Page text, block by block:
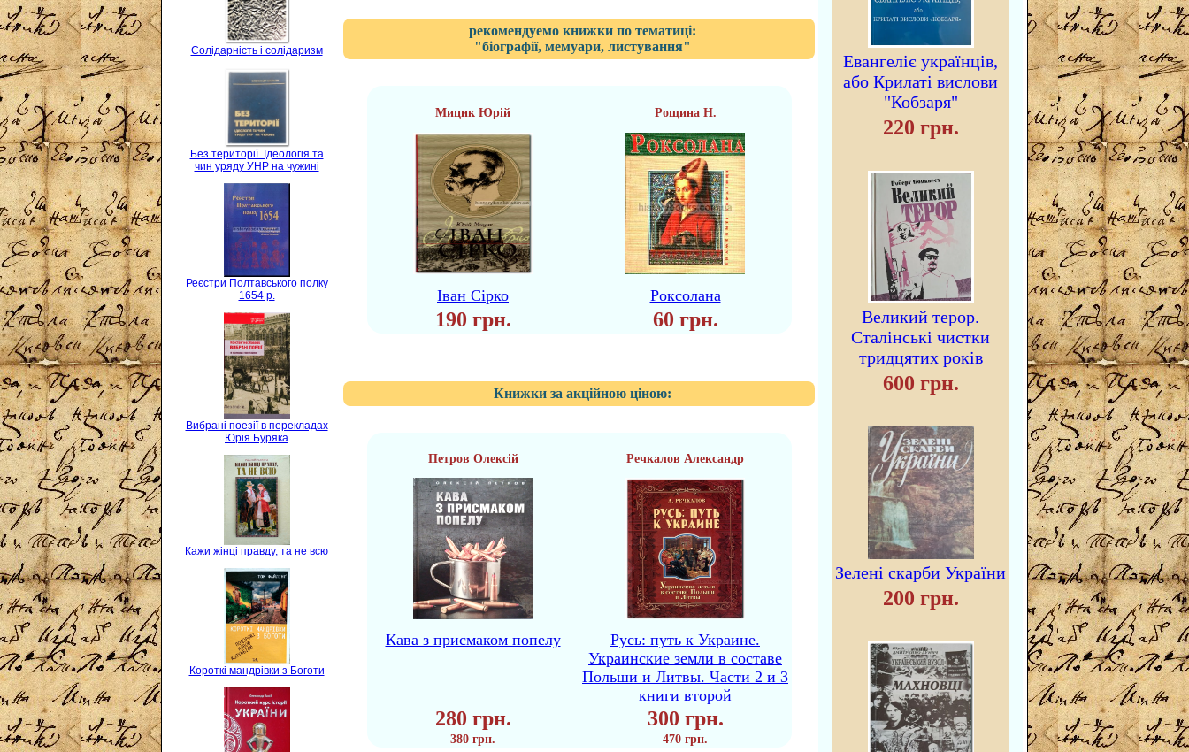
Солідарність і солідаризм
Без території. Ідеологія та
чин уряду УНР на чужині
Реєстри Полтавського полку
1654 р.
Вибрані поезії в перекладах
Юрія Буряка
Кажи жінці правду, та не всю
Короткі мандрівки з Боготи
рекомендуемо книжки по тематиці:
"біографії, мемуари, листування"
Мицик Юрій Рощина Н.
Іван Сірко Роксолана
190 грн. 60 грн.
Книжки за акційною ціною:
Петров Олексій Речкалов Александр
Кава з присмаком попелу
Русь: путь к Украине.
Украинские земли в составе
Польши и Литвы. Части 2 и 3
книги второй
280 грн. 300 грн.
380 грн. 470 грн.
Евангеліє українців,
або Крилаті вислови
"Кобзаря"
220 грн.
Великий терор.
Сталінські чистки
тридцятих років
600 грн.
Зелені скарби України
200 грн.